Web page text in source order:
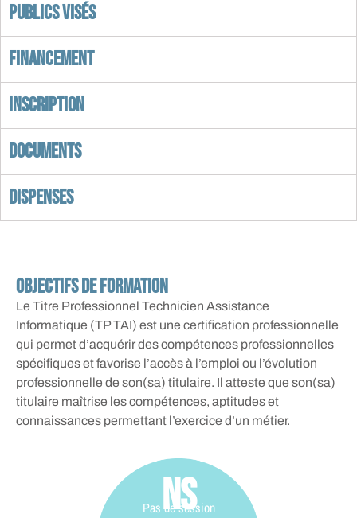
Publics visés
Financement
Inscription
Documents
Dispenses
Objectifs de formation
Le Titre Professionnel Technicien Assistance
Informatique (TP TAI) est une certification professionnelle
qui permet d’acquérir des compétences professionnelles
spécifiques et favorise l’accès à l’emploi ou l’évolution
professionnelle de son(sa) titulaire. Il atteste que son(sa)
titulaire maîtrise les compétences, aptitudes et
connaissances permettant l’exercice d’un métier.
NS
Pas de session